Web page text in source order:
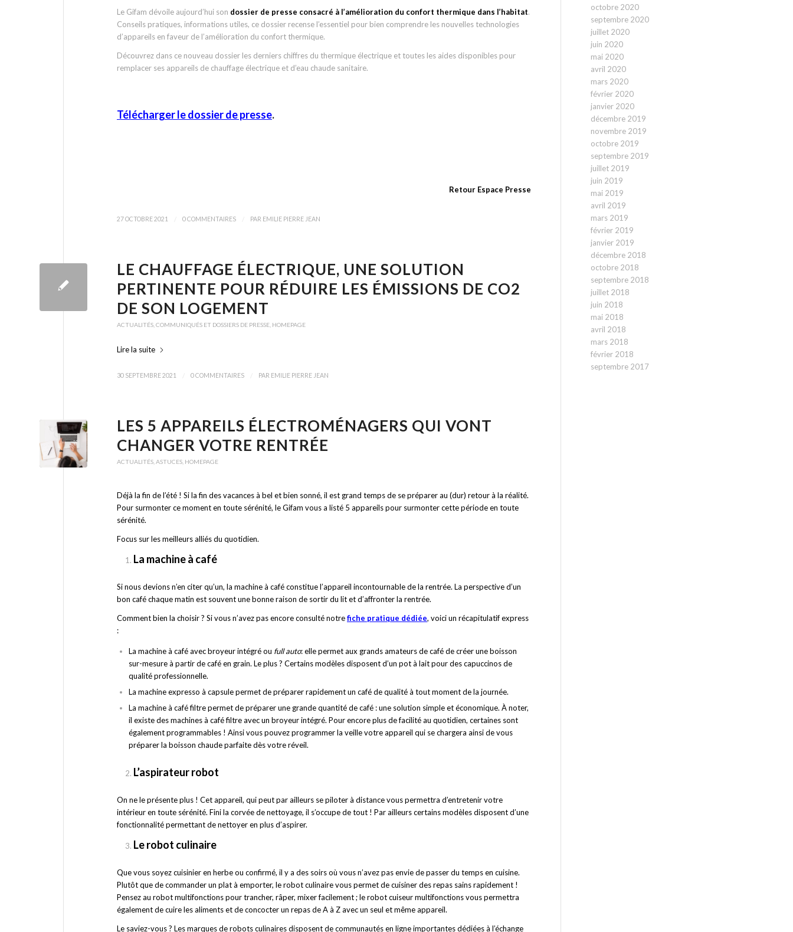
Le Gifam dévoile aujourd’hui son dossier de presse consacré à l’amélioration du confort thermique dans l’habitat.
Conseils pratiques, informations utiles, ce dossier recense l’essentiel pour bien comprendre les nouvelles technologies
d’appareils en faveur de l’amélioration du confort thermique.
Découvrez dans ce nouveau dossier les derniers chiffres du thermique électrique et toutes les aides disponibles pour
remplacer ses appareils de chauffage électrique et d’eau chaude sanitaire.
Télécharger le dossier de presse.
Retour Espace Presse
27 OCTOBRE 2021 0 COMMENTAIRES PAR EMILIE PIERRE JEAN
LE CHAUFFAGE ÉLECTRIQUE, UNE SOLUTION
PERTINENTE POUR RÉDUIRE LES ÉMISSIONS DE CO2
DE SON LOGEMENT
ACTUALITÉS COMMUNIQUÉS ET DOSSIERS DE PRESSE HOMEPAGE
Lire la suite
30 SEPTEMBRE 2021 0 COMMENTAIRES PAR EMILIE PIERRE JEAN
LES 5 APPAREILS ÉLECTROMÉNAGERS QUI VONT
CHANGER VOTRE RENTRÉE
ACTUALITÉS ASTUCES HOMEPAGE
Déjà la fin de l’été ! Si la fin des vacances à bel et bien sonné, il est grand temps de se préparer au (dur) retour à la réalité.
Pour surmonter ce moment en toute sérénité, le Gifam vous a listé 5 appareils pour surmonter cette période en toute
sérénité.
Focus sur les meilleurs alliés du quotidien.
La machine à café
Si nous devions n’en citer qu’un, la machine à café constitue l’appareil incontournable de la rentrée. La perspective d’un
bon café chaque matin est souvent une bonne raison de sortir du lit et d’affronter la rentrée.
Comment bien la choisir ? Si vous n’avez pas encore consulté notrefiche pratique dédiée, voici un récapitulatif express
:
La machine à café avec broyeur intégré ou full auto: elle permet aux grands amateurs de café de créer une boisson
sur-mesure à partir de café en grain. Le plus ? Certains modèles disposent d’un pot à lait pour des capuccinos de
qualité professionnelle.
La machine expresso à capsule permet de préparer rapidement un café de qualité à tout moment de la journée.
La machine à café filtre permet de préparer une grande quantité de café : une solution simple et économique. À noter,
il existe des machines à café filtre avec un broyeur intégré. Pour encore plus de facilité au quotidien, certaines sont
également programmables ! Ainsi vous pouvez programmer la veille votre appareil qui se chargera ainsi de vous
préparer la boisson chaude parfaite dès votre réveil.
L’aspirateur robot
On ne le présente plus ! Cet appareil, qui peut par ailleurs se piloter à distance vous permettra d’entretenir votre
intérieur en toute sérénité. Fini la corvée de nettoyage, il s’occupe de tout ! Par ailleurs certains modèles disposent d’une
fonctionnalité permettant de nettoyer en plus d’aspirer.
Le robot culinaire
Que vous soyez cuisinier en herbe ou confirmé, il y a des soirs où vous n’avez pas envie de passer du temps en cuisine.
Plutôt que de commander un plat à emporter, le robot culinaire vous permet de cuisiner des repas sains rapidement !
Pensez au robot multifonctions pour trancher, râper, mixer facilement ; le robot cuiseur multifonctions vous permettra
également de cuire les aliments et de concocter un repas de A à Z avec un seul et même appareil.
Le saviez-vous ? Les marques de robots culinaires disposent de communautés en ligne importantes dédiées à l’échange
octobre 2020
septembre 2020
juillet 2020
juin 2020
mai 2020
avril 2020
mars 2020
février 2020
janvier 2020
décembre 2019
novembre 2019
octobre 2019
septembre 2019
juillet 2019
juin 2019
mai 2019
avril 2019
mars 2019
février 2019
janvier 2019
décembre 2018
octobre 2018
septembre 2018
juillet 2018
juin 2018
mai 2018
avril 2018
mars 2018
février 2018
septembre 2017